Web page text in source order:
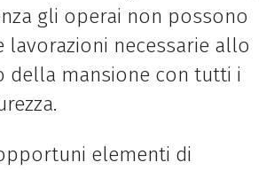
gli operai non possono
lavorazioni necessarie allo
della mansione con tutti i
elementi di